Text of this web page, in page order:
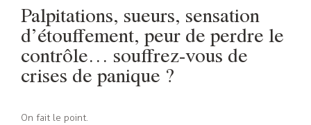
Palpitations, sueurs, sensation
d’étouffement, peur de perdre le
contrôle… souffrez-vous de
crises de panique ?
On fait le point.